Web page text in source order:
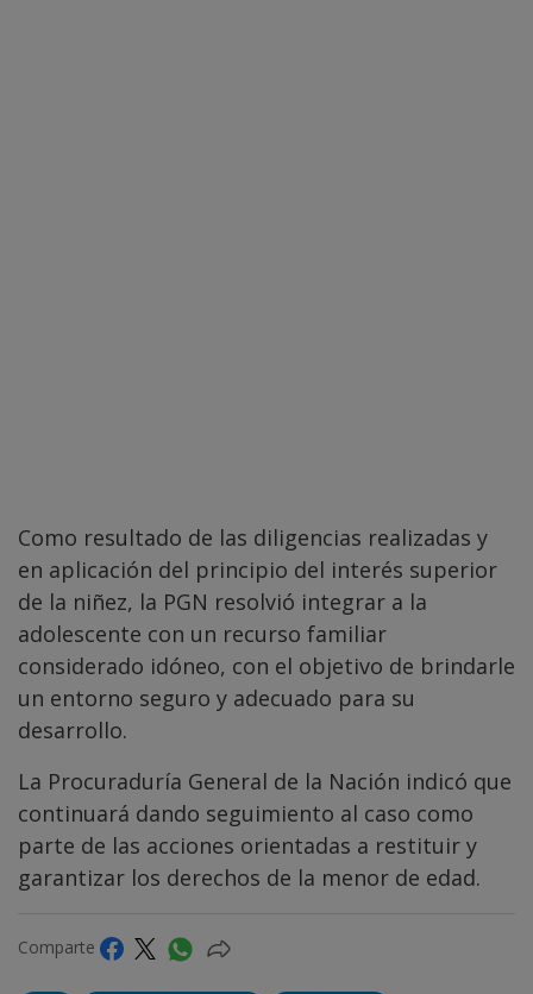
Como resultado de las diligencias realizadas y
en aplicación del principio del interés superior
de la niñez, la PGN resolvió integrar a la
adolescente con un recurso familiar
considerado idóneo, con el objetivo de brindarle
un entorno seguro y adecuado para su
desarrollo.
La Procuraduría General de la Nación indicó que
continuará dando seguimiento al caso como
parte de las acciones orientadas a restituir y
garantizar los derechos de la menor de edad.
Comparte